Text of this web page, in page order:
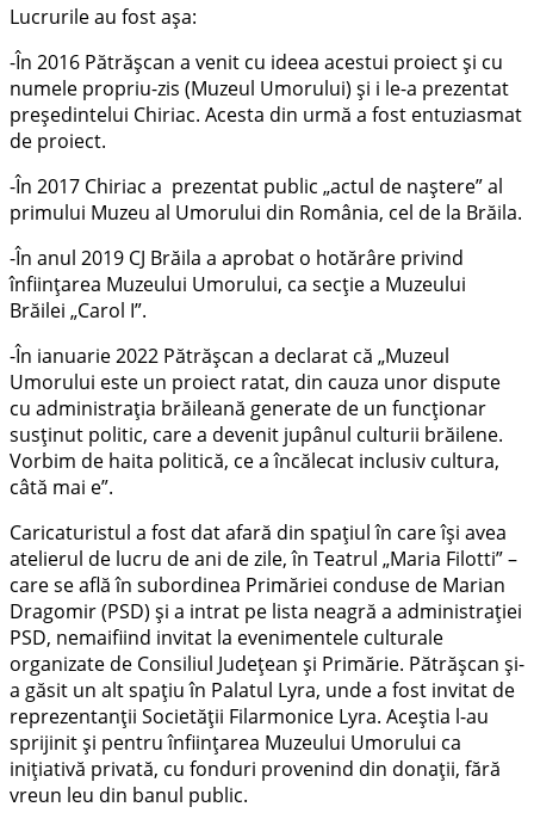
Lucrurile au fost așa:
-În 2016 Pătrășcan a venit cu ideea acestui proiect și cu
numele propriu-zis (Muzeul Umorului) și i le-a prezentat
președintelui Chiriac. Acesta din urmă a fost entuziasmat
de proiect.
-În 2017 Chiriac a prezentat public „actul de naștere” al
primului Muzeu al Umorului din România, cel de la Brăila.
-În anul 2019 CJ Brăila a aprobat o hotărâre privind
înființarea Muzeului Umorului, ca secție a Muzeului
Brăilei „Carol I”.
-În ianuarie 2022 Pătrășcan a declarat că „Muzeul
Umorului este un proiect ratat, din cauza unor dispute
cu administrația brăileană generate de un funcționar
susținut politic, care a devenit jupânul culturii brăilene.
Vorbim de haita politică, ce a încălecat inclusiv cultura,
câtă mai e”.
Caricaturistul a fost dat afară din spațiul în care își avea
atelierul de lucru de ani de zile, în Teatrul „Maria Filotti” –
care se află în subordinea Primăriei conduse de Marian
Dragomir (PSD) și a intrat pe lista neagră a administrației
PSD, nemaifiind invitat la evenimentele culturale
organizate de Consiliul Județean și Primărie. Pătrășcan și-
a găsit un alt spațiu în Palatul Lyra, unde a fost invitat de
reprezentanții Societății Filarmonice Lyra. Aceștia l-au
sprijinit și pentru înființarea Muzeului Umorului ca
inițiativă privată, cu fonduri provenind din donații, fără
vreun leu din banul public.